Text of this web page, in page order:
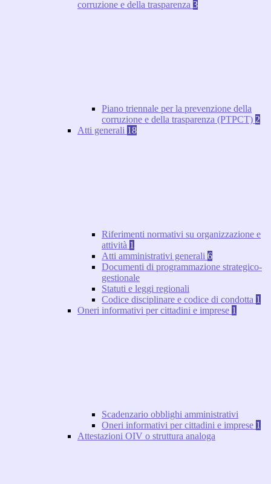
corruzione e della trasparenza 3
Piano triennale per la prevenzione della
corruzione e della trasparenza (PTPCT) 2
Atti generali 18
Riferimenti normativi su organizzazione e
attività 1
Atti amministrativi generali 6
Documenti di programmazione strategico-
gestionale
Statuti e leggi regionali
Codice disciplinare e codice di condotta 1
Oneri informativi per cittadini e imprese 1
Scadenzario obblighi amministrativi
Oneri informativi per cittadini e imprese 1
Attestazioni OIV o struttura analoga